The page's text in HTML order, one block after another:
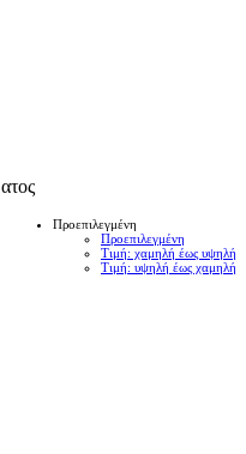
Προεπιλεγμένη
Προεπιλεγμένη
Τιμή: χαμηλή έως υψηλή
Τιμή: υψηλή έως χαμηλή